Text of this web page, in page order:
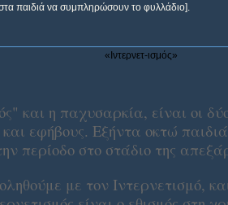
παιδιά να συμπληρώσουν το φυλλάδιο].
«Ιντερνετ-ισμός»
και η παχυσαρκία, είναι οι
εφήβους. Εξήντα οκτώ
περίοδο στο στάδιο της
με τον Ιντερνετισμό,